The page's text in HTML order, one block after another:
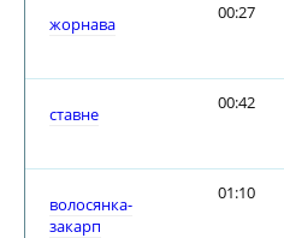
жорнава
00:27
ставне
00:42
волосянка-
закарп
01:10